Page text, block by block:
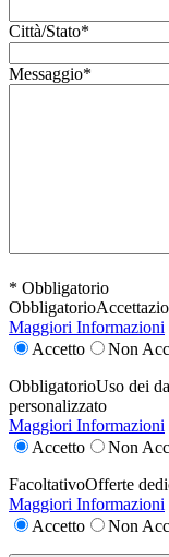
Città/Stato*
Messaggio*
* Obbligatorio
Obbligatorio
Maggiori Informazioni
Accetto
Non
ObbligatorioUso dei
personalizzato
Maggiori Informazioni
Accetto
Non
FacoltativoOfferte
Maggiori Informazioni
Accetto
Non